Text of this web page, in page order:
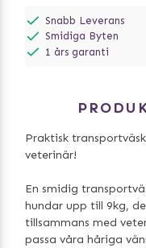
Snabb Leverans
Smidiga Byten
1 års garanti
Praktisk
veterinär!
En smidig
hundar upp till 9kg,
tillsammans med
passa våra håriga